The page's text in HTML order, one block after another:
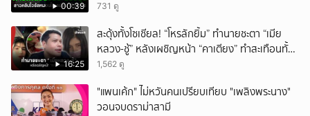
00:39 731 ดู
16:25
สะดุ้งทั้งโซเชียล! “โหรลักยิ้ม” ทำนายชะตา “เมีย
หลวง-ชู้” หลังเผชิญหน้า “คาเตียง” ทำสะเทือนทั้ง
ประเทศ
1,562 ดู
"แพนเค้ก" ไม่หวันคนเปรียบเทียบ "เพลิงพระนาง"
วอนจบดราม่าสามี